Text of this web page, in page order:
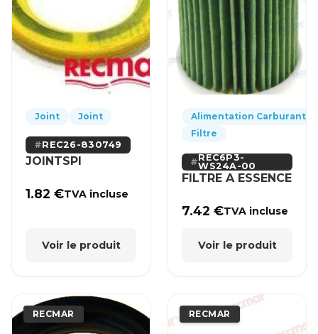
Joint Joint
REC26-830749
JOINTSPI
1.82€TVA incluse
Voir le produit
Alimentation Carburant
Filtre
REC6P3-
WS24A-00
FILTRE A ESSENCE
7.42€TVA incluse
Voir le produit
RECMAR RECMAR